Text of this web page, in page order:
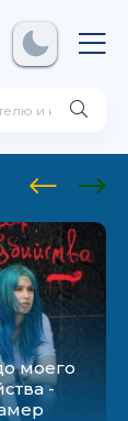
моего
-